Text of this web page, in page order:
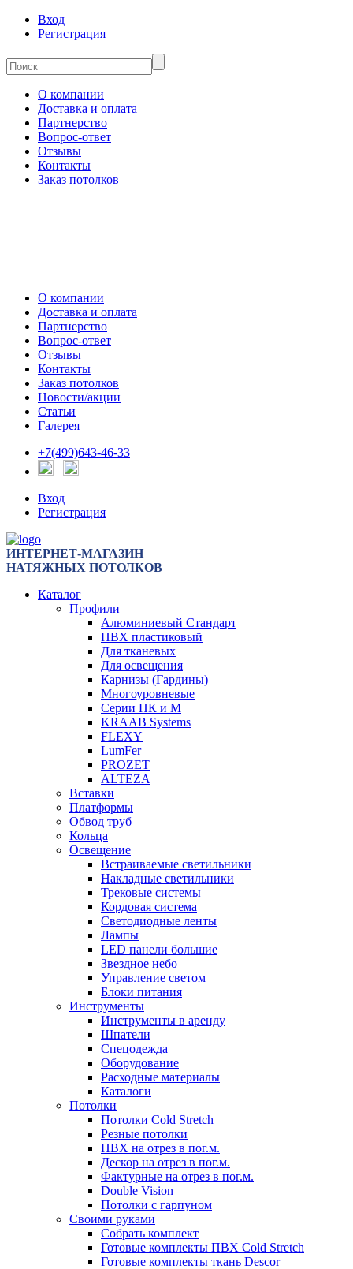
Вход
Регистрация
О компании
Доставка и оплата
Партнерство
Вопрос-ответ
Отзывы
Контакты
Заказ потолков
О компании
Доставка и оплата
Партнерство
Вопрос-ответ
Отзывы
Контакты
Заказ потолков
Новости/акции
Статьи
Галерея
+7(499)643-46-33
Вход
Регистрация
ИНТЕРНЕТ-МАГАЗИН
НАТЯЖНЫХ ПОТОЛКОВ
Каталог
Профили
Алюминиевый Стандарт
ПВХ пластиковый
Для тканевых
Для освещения
Карнизы (Гардины)
Многоуровневые
Серии ПК и М
KRAAB Systems
FLEXY
LumFer
PROZET
ALTEZA
Вставки
Платформы
Обвод труб
Кольца
Освещение
Встраиваемые светильники
Накладные светильники
Трековые системы
Кордовая система
Светодиодные ленты
Лампы
LED панели большие
Звездное небо
Управление светом
Блоки питания
Инструменты
Инструменты в аренду
Шпатели
Спецодежда
Оборудование
Расходные материалы
Каталоги
Потолки
Потолки Cold Stretch
Резные потолки
ПВХ на отрез в пог.м.
Дескор на отрез в пог.м.
Фактурные на отрез в пог.м.
Double Vision
Потолки с гарпуном
Своими руками
Собрать комплект
Готовые комплекты ПВХ Cold Stretch
Готовые комплекты ткань Descor